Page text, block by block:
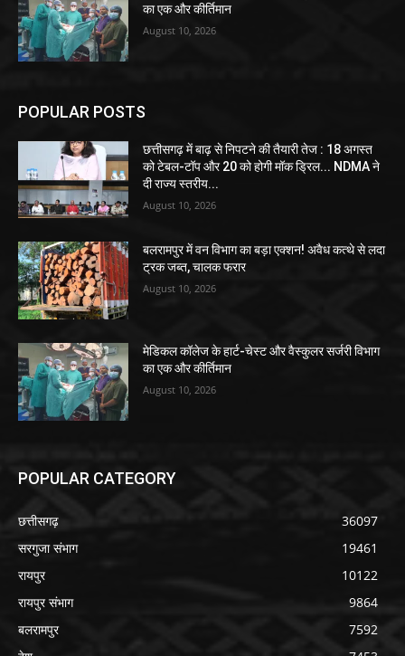
का एक और कीर्तिमान
August 10, 2026
POPULAR POSTS
छत्तीसगढ़ में बाढ़ से निपटने की तैयारी तेज : 18 अगस्त
को टेबल-टॉप और 20 को होगी मॉक ड्रिल... NDMA ने
दी राज्य स्तरीय...
August 10, 2026
बलरामपुर में वन विभाग का बड़ा एक्शन! अवैध कत्थे से लदा
ट्रक जब्त, चालक फरार
August 10, 2026
मेडिकल कॉलेज के हार्ट-चेस्ट और वैस्कुलर सर्जरी विभाग
का एक और कीर्तिमान
August 10, 2026
POPULAR CATEGORY
छत्तीसगढ़
36097
सरगुजा संभाग
19461
रायपुर
10122
रायपुर संभाग
9864
बलरामपुर
7592